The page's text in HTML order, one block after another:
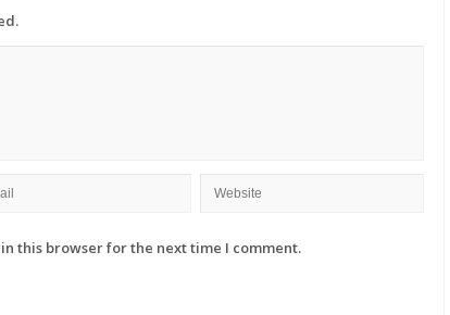
this browser for the next time I comment.